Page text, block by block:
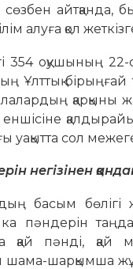
сөзбен
алуға қол
354 оқушының
Ұлттық бірыңғай
еншісіне
уақытта сол
негізінен
басым бөлігі
пәндерін
қай пәнді, қай
шама-шарқымша